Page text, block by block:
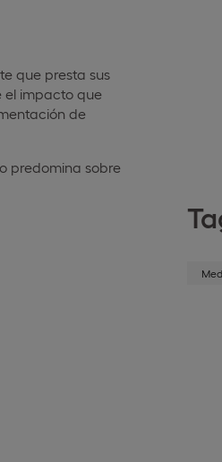
que presta sus
el impacto que
de
predomina sobre